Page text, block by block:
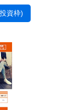
資枠)